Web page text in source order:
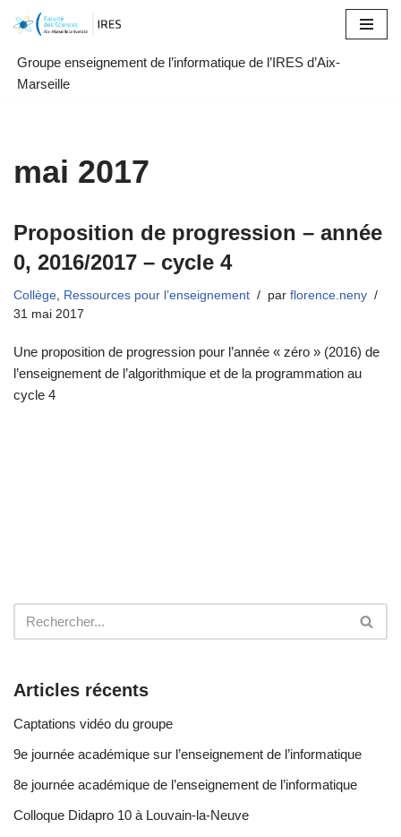
au
contenu
Groupe enseignement de l’informatique de l’IRES d’Aix-
Marseille
mai 2017
Proposition de progression – année
0, 2016/2017 – cycle 4
Collège, Ressources pour l’enseignement par florence.neny
31 mai 2017
Une proposition de progression pour l’année « zéro » (2016) de
l’enseignement de l’algorithmique et de la programmation au
cycle 4
Articles récents
Captations vidéo du groupe
9e journée académique sur l’enseignement de l’informatique
8e journée académique de l’enseignement de l’informatique
Colloque Didapro 10 à Louvain-la-Neuve